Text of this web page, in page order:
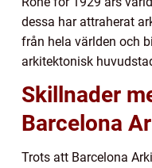
dessa har attraherat
från hela världen och
arkitektonisk
Skillnader
Barcelona
Trots att Barcelona